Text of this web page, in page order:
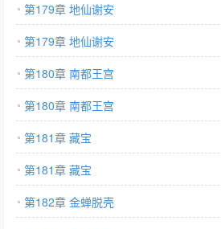
第179章 地仙谢安
第179章 地仙谢安
第180章 南都王宫
第180章 南都王宫
第181章 藏宝
第181章 藏宝
第182章 金蝉脱壳